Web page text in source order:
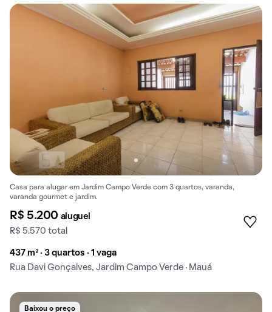
Casa para alugar em Jardim Campo Verde com 3 quartos, varanda,
varanda gourmet e jardim.
R$ 5.200 aluguel
R$ 5.570 total
437 m² · 3 quartos · 1 vaga
Rua Davi Gonçalves, Jardim Campo Verde · Mauá
Baixou o preço